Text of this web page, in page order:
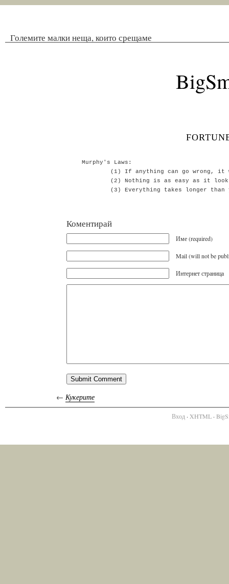
Големите малки неща, които срещаме
Murphy's Laws:
(1) If anything can go wrong, it
(2) Nothing is as easy as it
Коментирай
Име (required)
Mail (will not be
Интернет страница
← Кукерите
Вход· XHTML·